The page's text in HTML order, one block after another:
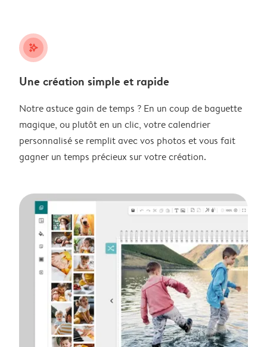
stars_plus
Une création simple et rapide
Notre astuce gain de temps ? En un coup de baguette
magique, ou plutôt en un clic, votre calendrier
personnalisé se remplit avec vos photos et vous fait
gagner un temps précieux sur votre création.